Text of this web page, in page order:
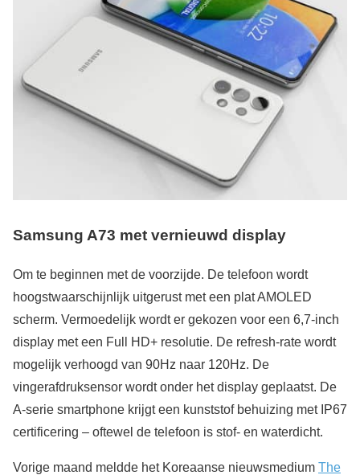
Samsung A73 met vernieuwd display
Om te beginnen met de voorzijde. De telefoon wordt
hoogstwaarschijnlijk uitgerust met een plat AMOLED
scherm. Vermoedelijk wordt er gekozen voor een 6,7-inch
display met een Full HD+ resolutie. De refresh-rate wordt
mogelijk verhoogd van 90Hz naar 120Hz. De
vingerafdruksensor wordt onder het display geplaatst. De
A-serie smartphone krijgt een kunststof behuizing met IP67
certificering – oftewel de telefoon is stof- en waterdicht.
Vorige maand meldde het Koreaanse nieuwsmedium The